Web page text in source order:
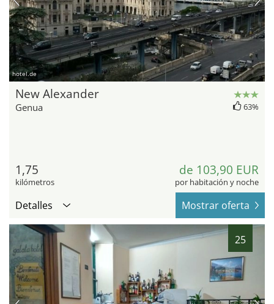
hotel.de
New Alexander
Genua 63%
1,75
kilómetros
de 103,90 EUR
por habitación y noche
Detalles Mostrar oferta
25